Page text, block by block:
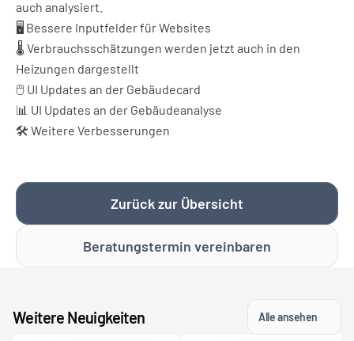
auch analysiert.
🖥️ Bessere Inputfelder für Websites
🌡️ Verbrauchsschätzungen werden jetzt auch in den
Heizungen dargestellt
🖱️ UI Updates an der Gebäudecard
📊 UI Updates an der Gebäudeanalyse
🛠️ Weitere Verbesserungen
Zurück zur Übersicht
Beratungstermin vereinbaren
Weitere Neuigkeiten Alle ansehen